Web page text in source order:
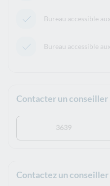
Bureau accessible
Bureau accessible
Contacter un conseiller
3639
Contactez un conseiller